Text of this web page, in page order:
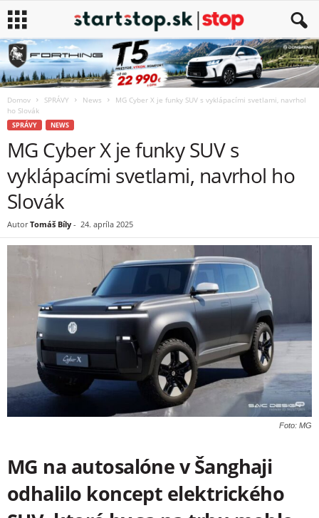
Domov SPRÁVY News
MG Cyber X je funky SUV s vyklápacími svetlami, navrhol
ho Slovák
SPRÁVY NEWS
MG Cyber X je funky SUV s
vyklápacími svetlami, navrhol ho
Slovák
Autor Tomáš Bíly - 24. apríla 2025
Foto: MG
MG na autosalóne v Šanghaji
odhalilo koncept elektrického